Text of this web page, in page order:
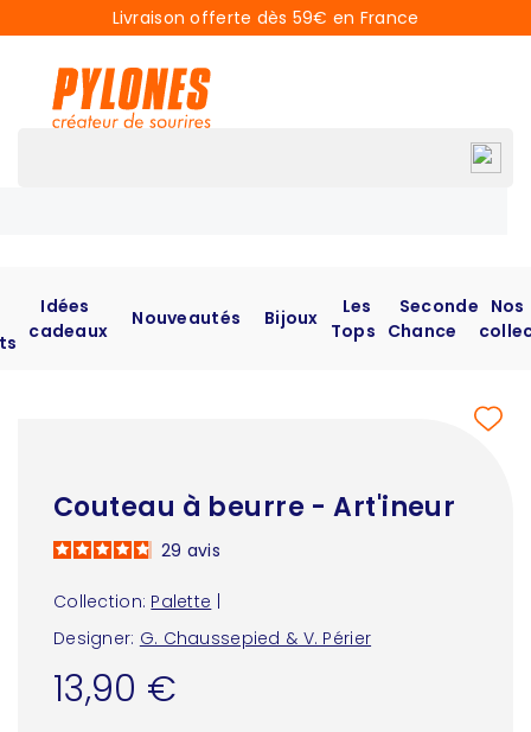
Livraison offerte dès 59€ en France
Idées
cadeaux
Nouveautés Bijoux
Les
Tops
Seconde
Chance
Nos
Couteau à beurre - Art'ineur
Collection: Palette
Designer: G. Chaussepied & V. Périer
29 avis
13,90 €